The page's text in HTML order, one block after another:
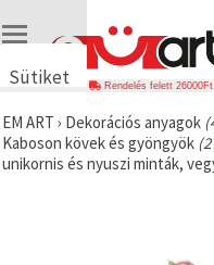
Sütiket
🍪 Cookie-
kat és
hasonló
Rendelés felett
EM ART › Dekorációs anyagok
Kaboson kövek és gyöngyök
unikornis és nyuszi minták,